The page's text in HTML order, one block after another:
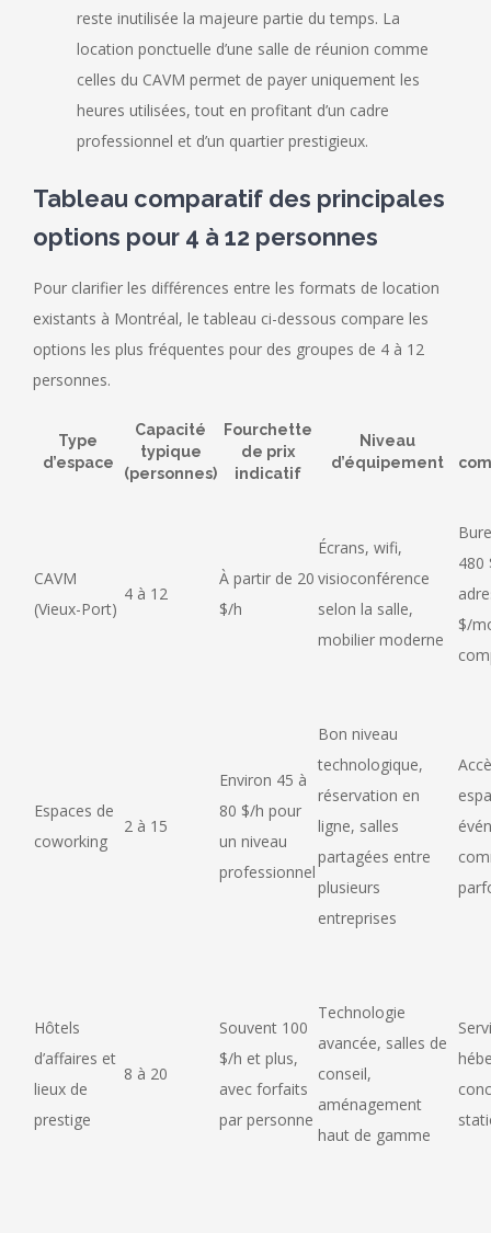
reste inutilisée la majeure partie du temps. La
location ponctuelle d’une salle de réunion comme
celles du CAVM permet de payer uniquement les
heures utilisées, tout en profitant d’un cadre
professionnel et d’un quartier prestigieux.
Tableau comparatif des principales
options pour 4 à 12 personnes
Pour clarifier les différences entre les formats de location
existants à Montréal, le tableau ci-dessous compare les
options les plus fréquentes pour des groupes de 4 à 12
personnes.
Type
d’espace
Capacité
typique
(personnes)
Fourchette
de prix
indicatif
Niveau
d’équipement
CAVM
(Vieux-Port)
4 à 12
À partir de 20
$/h
Écrans, wifi,
visioconférence
selon la salle,
mobilier moderne
480
$/
Espaces de
coworking
2 à 15
Environ 45 à
80 $/h pour
un niveau
professionnel
Bon niveau
technologique,
réservation en
ligne, salles
partagées entre
plusieurs
entreprises
Hôtels
d’affaires et
lieux de
prestige
8 à 20
Souvent 100
$/h et plus,
avec forfaits
par personne
Technologie
avancée, salles de
conseil,
aménagement
haut de gamme